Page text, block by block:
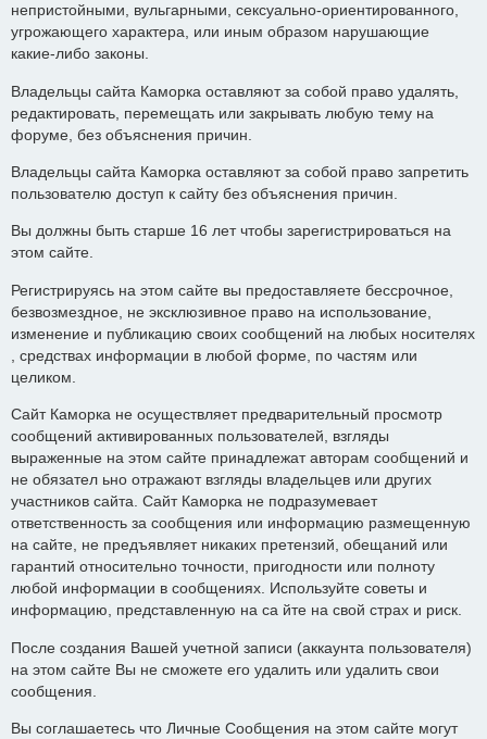
непристойными, вульгарными, сексуально-ориентированного,
угрожающего характера, или иным образом нарушающие
какие-либо законы.
Владельцы сайта Каморка оставляют за собой право удалять,
редактировать, перемещать или закрывать любую тему на
форуме, без объяснения причин.
Владельцы сайта Каморка оставляют за собой право запретить
пользователю доступ к сайту без объяснения причин.
Вы должны быть старше 16 лет чтобы зарегистрироваться на
этом сайте.
Регистрируясь на этом сайте вы предоставляете бессрочное,
безвозмездное, не эксклюзивное право на использование,
изменение и публикацию своих сообщений на любых носителях
, средствах информации в любой форме, по частям или
целиком.
Сайт Каморка не осуществляет предварительный просмотр
сообщений активированных пользователей, взгляды
выраженные на этом сайте принадлежат авторам сообщений и
не обязател ьно отражают взгляды владельцев или других
участников сайта. Сайт Каморка не подразумевает
ответственность за сообщения или информацию размещенную
на сайте, не предъявляет никаких претензий, обещаний или
гарантий относительно точности, пригодности или полноту
любой информации в сообщениях. Используйте советы и
информацию, представленную на са йте на свой страх и риск.
После создания Вашей учетной записи (аккаунта пользователя)
на этом сайте Вы не сможете его удалить или удалить свои
сообщения.
Вы соглашаетесь что Личные Сообщения на этом сайте могут